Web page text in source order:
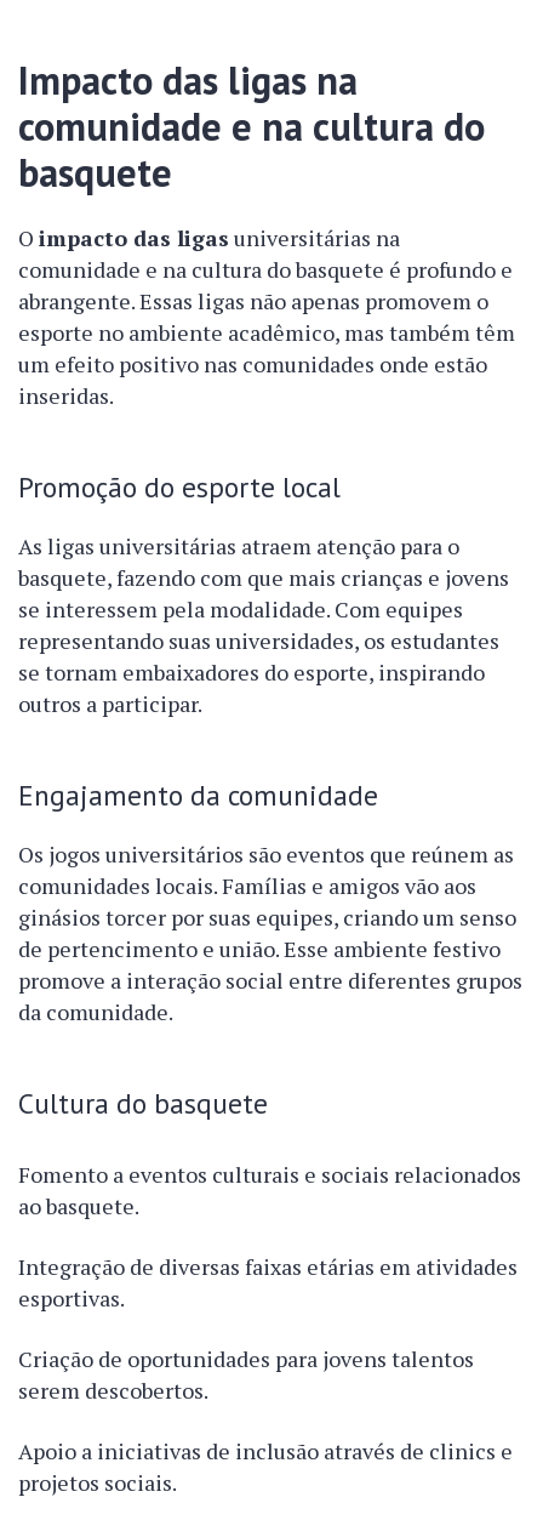
Impacto das ligas na
comunidade e na cultura do
basquete
O impacto das ligas universitárias na
comunidade e na cultura do basquete é profundo e
abrangente. Essas ligas não apenas promovem o
esporte no ambiente acadêmico, mas também têm
um efeito positivo nas comunidades onde estão
inseridas.
Promoção do esporte local
As ligas universitárias atraem atenção para o
basquete, fazendo com que mais crianças e jovens
se interessem pela modalidade. Com equipes
representando suas universidades, os estudantes
se tornam embaixadores do esporte, inspirando
outros a participar.
Engajamento da comunidade
Os jogos universitários são eventos que reúnem as
comunidades locais. Famílias e amigos vão aos
ginásios torcer por suas equipes, criando um senso
de pertencimento e união. Esse ambiente festivo
promove a interação social entre diferentes grupos
da comunidade.
Cultura do basquete
Fomento a eventos culturais e sociais relacionados
ao basquete.
Integração de diversas faixas etárias em atividades
esportivas.
Criação de oportunidades para jovens talentos
serem descobertos.
Apoio a iniciativas de inclusão através de clinics e
projetos sociais.